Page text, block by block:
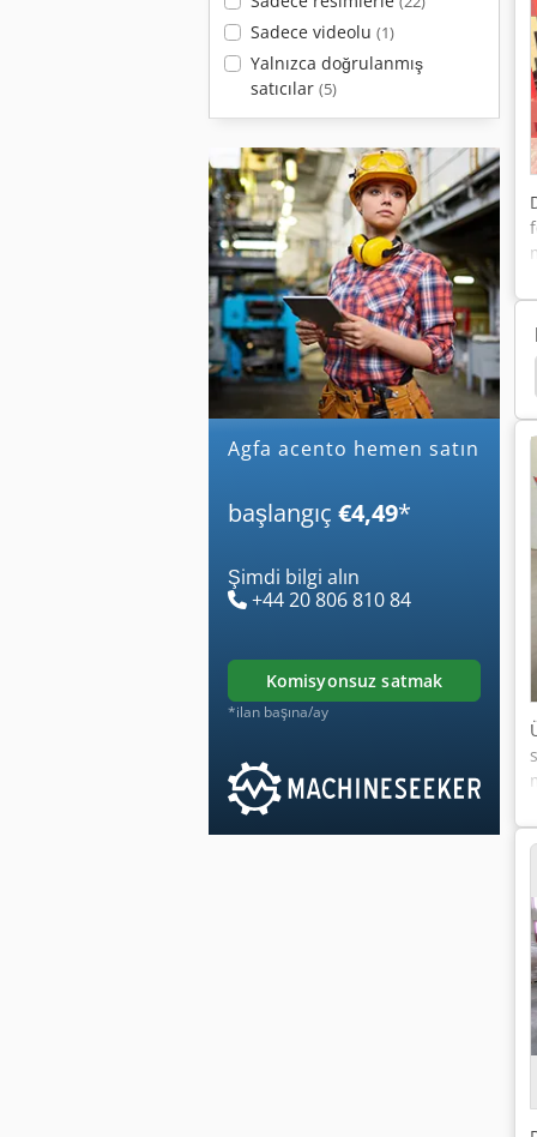
Sadece videolu (1)
Yalnızca doğrulanmış
satıcılar (5)
agfa acento hemen satın
başlangıç €4,49*
Şimdi bilgi alın
+44 20 806 810 84
komisyonsuz satmak
*ilan başına/ay
Canon Dijital Baskı Makinesi